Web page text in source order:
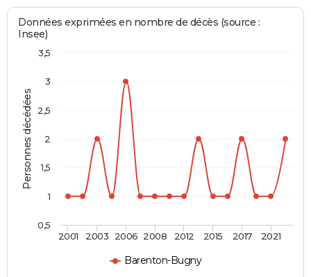
Personnes décédées
Données exprimées en nombre de décès (source :
Insee)
Barenton-Bugny
2001 2003 2006 2008 2012 2015 2017 2021
0,5
1
1,5
2
2,5
3
3,5